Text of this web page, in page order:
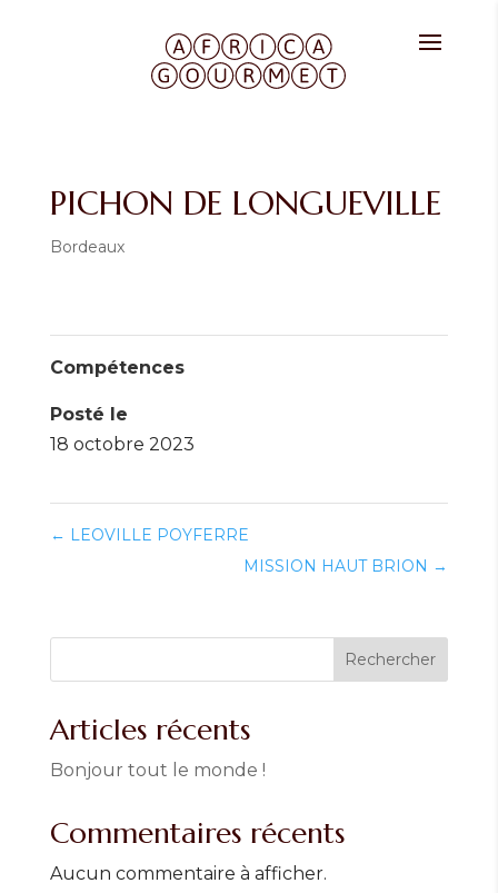
PICHON DE LONGUEVILLE
Bordeaux
Compétences
Posté le
18 octobre 2023
← LEOVILLE POYFERRE
MISSION HAUT BRION →
Rechercher
Articles récents
Bonjour tout le monde !
Commentaires récents
Aucun commentaire à afficher.